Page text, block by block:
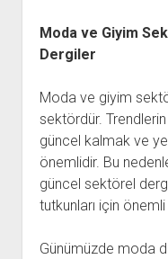
Moda ve Giyim
Dergiler
Moda ve giyim
sektördür.
güncel kalmak ve
önemlidir. Bu
güncel sektörel
tutkunları için
Günümüzde moda